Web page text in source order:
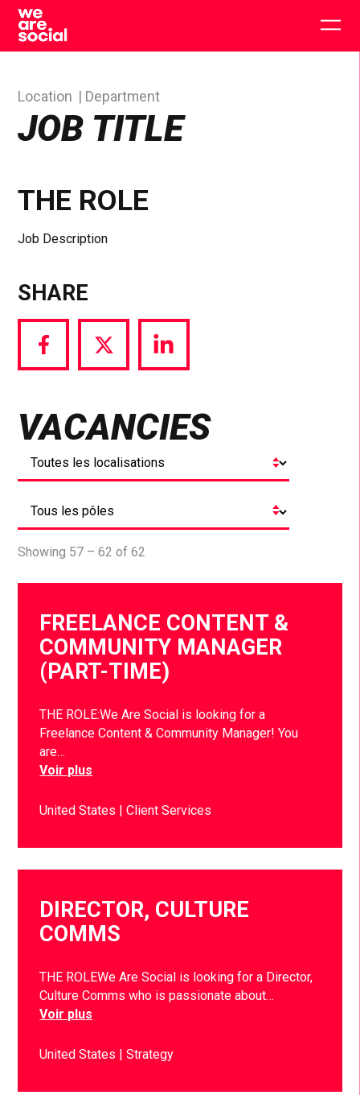
Skip
content
JOB TITLE
Location Department
THE ROLE
Job Description
SHARE
Share
via
Share
via
Share
via
VACANCIES
Showing 57 – 62 of 62
FREELANCE CONTENT &
COMMUNITY MANAGER
(PART-TIME)
THE ROLE:We Are Social is looking for a
Freelance Content & Community Manager! You
are…
Voir plus
United States Client Services
DIRECTOR, CULTURE
COMMS
THE ROLEWe Are Social is looking for a Director,
Culture Comms who is passionate about…
Voir plus
United States Strategy